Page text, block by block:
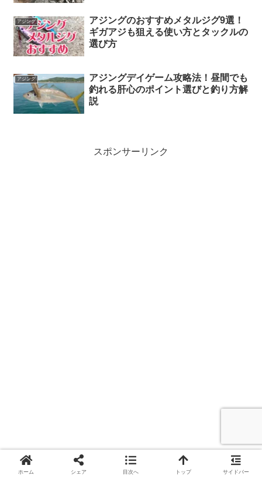
アジング
アジングのおすすめメタルジグ9選！
ギガアジも狙える使い方とタックルの
選び方
アジング
アジングデイゲーム攻略法！昼間でも
釣れる肝心のポイント選びと釣り方解
説
スポンサーリンク
サーフのシーバスの時期について！シー
ズンごとのベイトパターンと攻略法をざ
ホーム シェア 目次へ トップ サイドバー